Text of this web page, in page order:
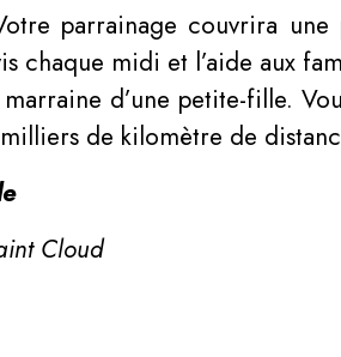
parrainage couvrira
chaque midi et l’aide aux
d’une petite-fille.
de kilomètre de
Cloud